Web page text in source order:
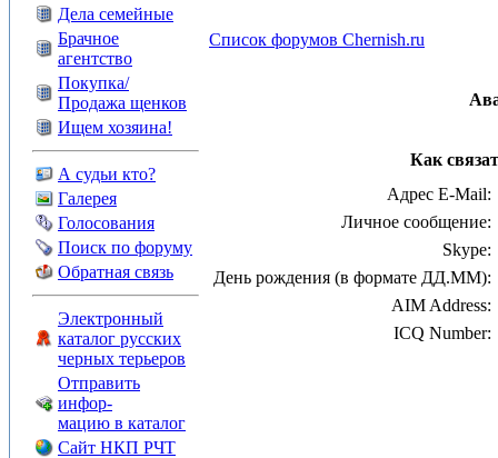
Дела семейные
Брачное
агентство
Покупка/
Продажа щенков
Ищем хозяина!
А судьи кто?
Галерея
Голосования
Поиск по форуму
Обратная связь
Электронный
каталог русских
черных терьеров
Отправить
инфор-
мацию в каталог
Сайт НКП РЧТ
Список форумов Chernish.ru
Как
Адрес E-Mail:
Личное сообщение:
Skype:
День рождения (в формате ДД.ММ):
AIM Address:
ICQ Number: